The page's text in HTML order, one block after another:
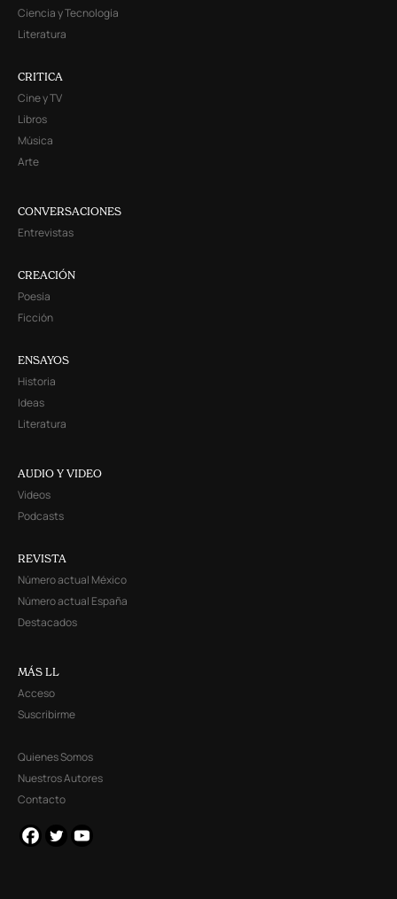
Ciencia y Tecnología
Literatura
CRITICA
Cine y TV
Libros
Música
Arte
CONVERSACIONES
Entrevistas
CREACIÓN
Poesía
Ficción
ENSAYOS
Historia
Ideas
Literatura
AUDIO Y VIDEO
Videos
Podcasts
REVISTA
Número actual México
Número actual España
Destacados
MÁS LL
Acceso
Suscribirme
Quienes Somos
Nuestros Autores
Contacto